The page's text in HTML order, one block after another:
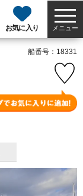
お気に入り メニュー
船番号：18331